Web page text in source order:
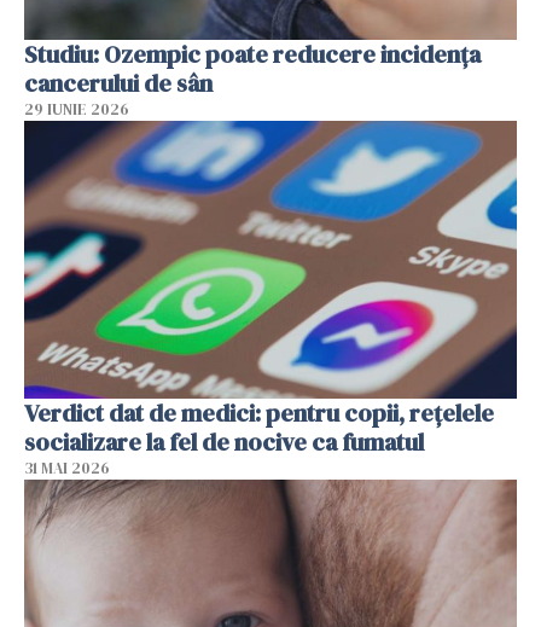
Studiu: Ozempic poate reducere incidența
cancerului de sân
29 IUNIE 2026
Verdict dat de medici: pentru copii, rețelele
socializare la fel de nocive ca fumatul
31 MAI 2026